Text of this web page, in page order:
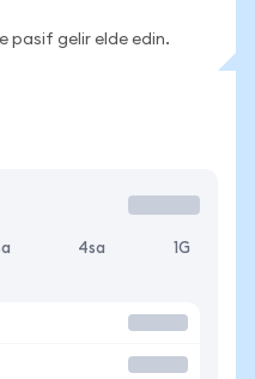
pasif gelir elde edin.
4sa 1G